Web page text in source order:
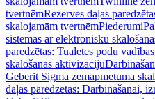
tvertnēmRezerves daļas
skalojamām tvertnēmPiederumi
sistēmas ar elektronisku
paredzētas: Tualetes podu
skalošanas aktivizāciju
Geberit Sigma zemapmetuma
daļas paredzētas: Darbināšanai,